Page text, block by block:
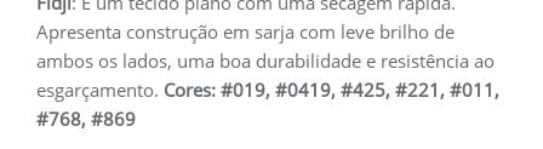
Apresenta construção em sarja com leve brilho de
ambos os lados, uma boa durabilidade e resistência ao
esgarçamento. Cores: #019, #0419, #425, #221, #011,
#768, #869